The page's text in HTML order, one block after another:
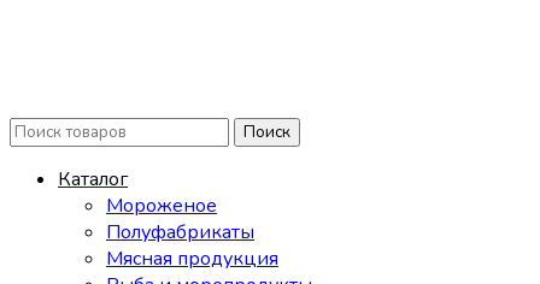
Поиск
Каталог
Мороженое
Полуфабрикаты
Мясная продукция